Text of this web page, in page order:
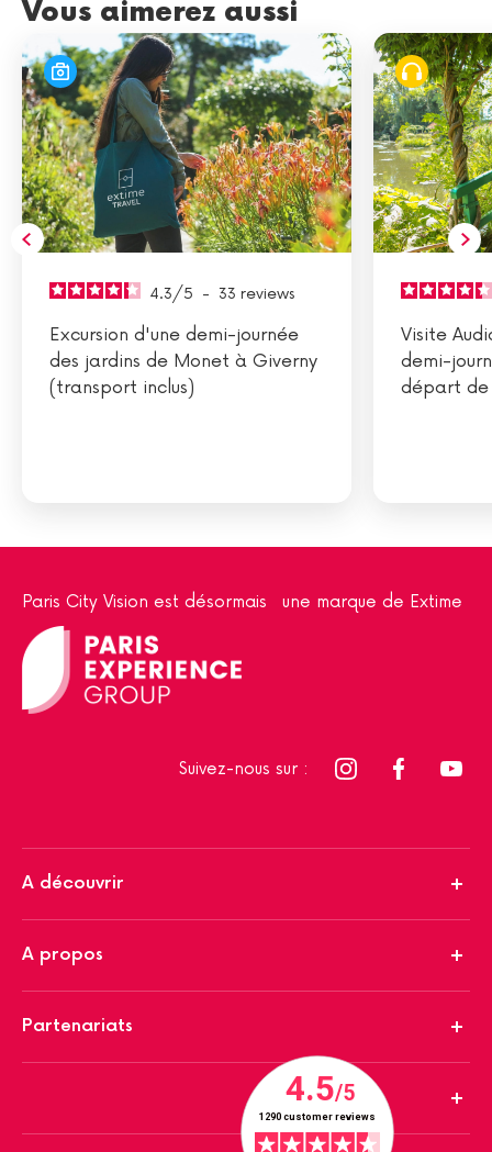
Vous aimerez aussi
4.3/5 - 33 reviews
Excursion d'une demi-journée
des jardins de Monet à Giverny
(transport inclus)
Visite
demi-
départ de
Paris City Vision est désormais une marque de Extime
Suivez-nous sur :
A découvrir
A propos
Partenariats